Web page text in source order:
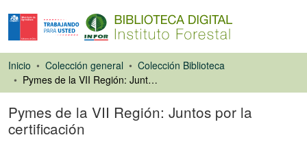
Inicio Colección general
Colección Biblioteca
Pymes de la VII Región: Juntos por la certificación
Pymes de la VII Región: Juntos por la
certificación